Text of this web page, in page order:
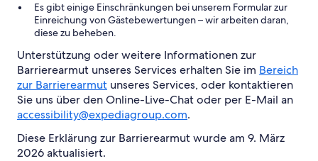
Es gibt einige Einschränkungen bei unserem Formular zur
Einreichung von Gästebewertungen – wir arbeiten daran,
diese zu beheben.
Unterstützung oder weitere Informationen zur
Barrierearmut unseres Services erhalten Sie im Bereich
zur Barrierearmut unseres Services, oder kontaktieren
Sie uns über den Online-Live-Chat oder per E-Mail an
accessibility@expediagroup.com.
Diese Erklärung zur Barrierearmut wurde am 9. März
2026 aktualisiert.